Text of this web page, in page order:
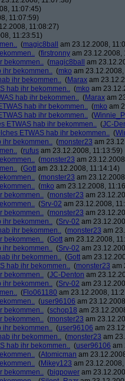
11:07:45)
11:07:59)
11:08:27)
11:23:51)
(magic8ball
am 23.12.2008,
(firstronny am 23.12.2008,
bekommen.. (magic8ball
am
ihr bekommen.. (mko am
ihr bekommen.. (Marax am
hab ihr bekommen.. (mko am
hab ihr bekommen.. (Marax am
hab ihr bekommen.. (mko am
hab ihr bekommen.. (
ETWAS hab ihr bekommen.. (JC-
ETWAS hab ihr bekommen.. (
ihr bekommen.. (monster23 am
(rufus am 23.12.2008, 11:13:59)
(monster23 am
(Gott am 23.12.2008, 11:14:14)
(monster23 am
(mko am 23.12.2008,
bekommen.. (monster23 am
(Srv-02 am 23.12.2008,
bekommen.. (monster23 am
ihr bekommen.. (Srv-02 am
ihr bekommen.. (monster23 am
bekommen.. (Gott am 23.12.2008,
ihr bekommen.. (Srv-02 am
ihr bekommen.. (Gott am
hab ihr bekommen.. (monster23 am
bekommen.. (JC-Denton am
ihr bekommen.. (Srv-02 am
(Flo061180 am 23.12.2008,
(user96106 am
bekommen.. (schop18 am
bekommen.. (monster23 am
ihr bekommen.. (user96106 am
ihr bekommen.. (monster23 am
hab ihr bekommen.. (user96106 am
(Atomicman am
(Mikey123 am
bekommen.. (bigpower am